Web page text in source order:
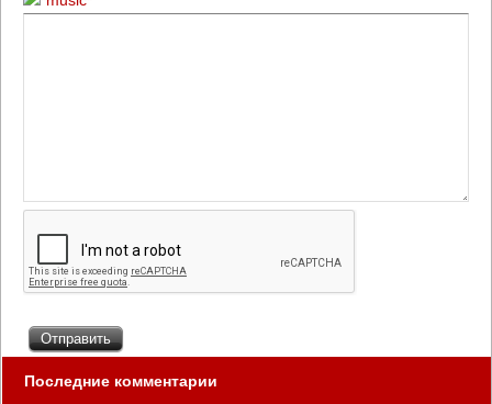
Последние комментарии